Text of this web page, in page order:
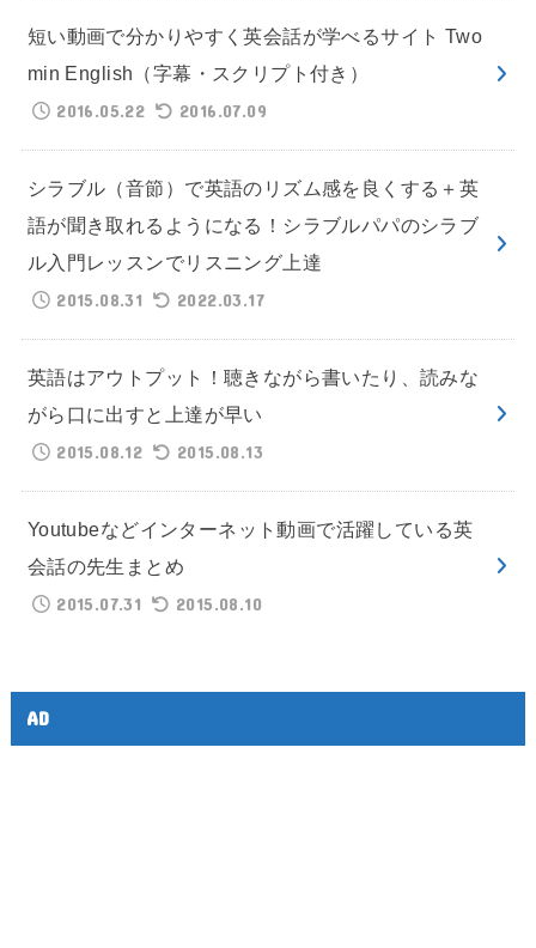
短い動画で分かりやすく英会話が学べるサイト Two
min English（字幕・スクリプト付き）
2016.05.22
2016.07.09
シラブル（音節）で英語のリズム感を良くする＋英
語が聞き取れるようになる！シラブルパパのシラブ
ル入門レッスンでリスニング上達
2015.08.31
2022.03.17
英語はアウトプット！聴きながら書いたり、読みな
がら口に出すと上達が早い
2015.08.12
2015.08.13
Youtubeなどインターネット動画で活躍している英
会話の先生まとめ
2015.07.31
2015.08.10
AD